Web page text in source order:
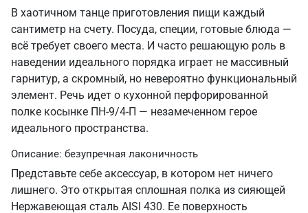
В хаотичном танце приготовления пищи каждый
сантиметр на счету. Посуда, специи, готовые блюда —
всё требует своего места. И часто решающую роль в
наведении идеального порядка играет не массивный
гарнитур, а скромный, но невероятно функциональный
элемент. Речь идет о кухонной перфорированной
полке косынке ПН-9/4-П — незамеченном герое
идеального пространства.
Описание: безупречная лаконичность
Представьте себе аксессуар, в котором нет ничего
лишнего. Это открытая сплошная полка из сияющей
Нержавеющая сталь AISI 430. Ее поверхность